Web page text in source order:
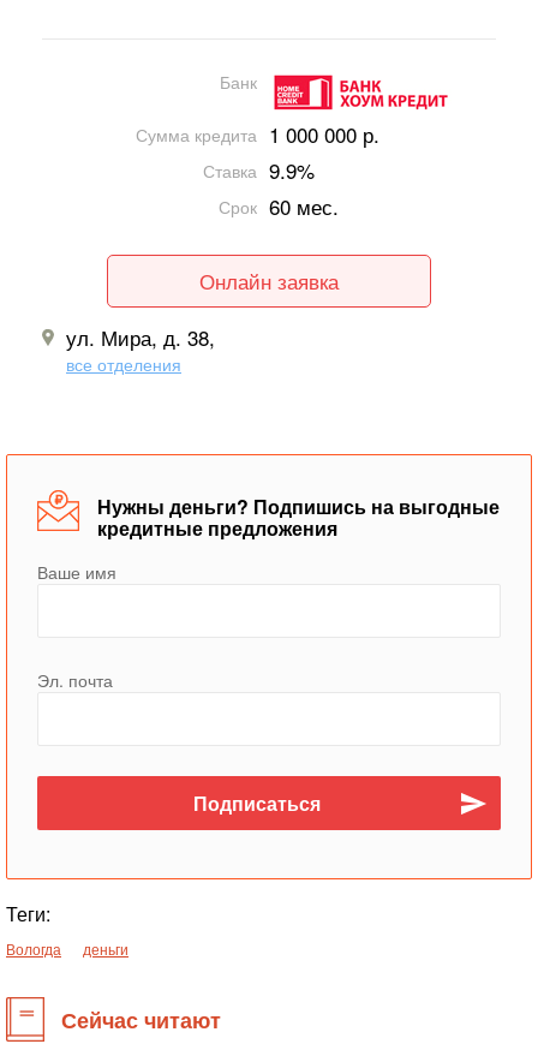
Банк
Сумма кредита 1 000 000 р.
Ставка 9.9%
Срок 60 мес.
Онлайн заявка
ул. Мира, д. 38,
все отделения
Нужны деньги? Подпишись на выгодные
кредитные предложения
Ваше имя
Эл. почта
Теги:
Вологда деньги
Сейчас читают